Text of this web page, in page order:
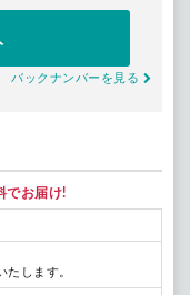
バックナンバーを見る
でお届け!
します。